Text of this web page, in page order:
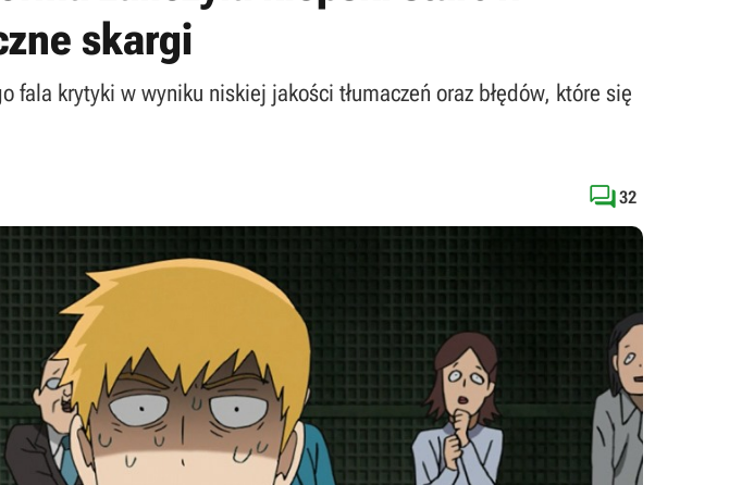
skargi
krytyki w wyniku niskiej jakości tłumaczeń oraz błędów, które się
32